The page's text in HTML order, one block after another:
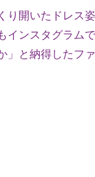
り開いたドレス
インスタグラム
」と納得したフ